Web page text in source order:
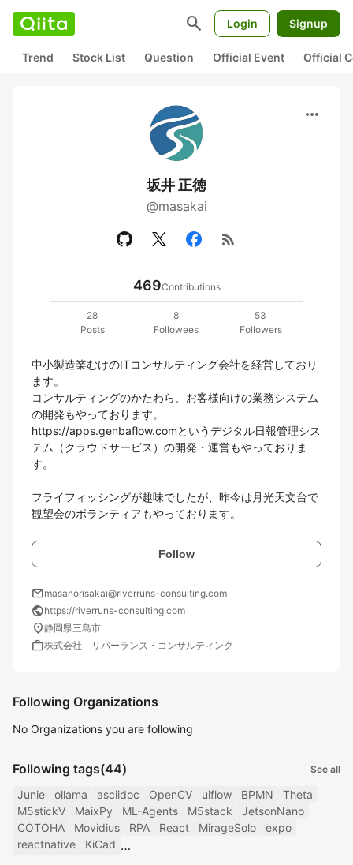
search Login Signup
Trend Stock List Question Official Event Official
more_horiz
坂井 正徳
@masakai
rss_feed
469Contributions
28
Posts
8
Followees
53
Followers
中小製造業むけのITコンサルティング会社を経営しており
ます。
コンサルティングのかたわら、お客様向けの業務システム
の開発もやっております。
https://apps.genbaflow.comというデジタル日報管理シス
テム（クラウドサービス）の開発・運営もやっておりま
す。
フライフィッシングが趣味でしたが、昨今は月光天文台で
観望会のボランティアもやっております。
Follow
mailmasanorisakai@riverruns-consulting.com
publichttps://riverruns-consulting.com
location_on静岡県三島市
work株式会社 リバーランズ・コンサルティング
Following Organizations
No Organizations you are following
Following tags(44) See all
Junie ollama asciidoc OpenCV uiflow BPMN
Theta
M5stickV
MaixPy ML-Agents M5stack
JetsonNano
COTOHA
Movidius RPA React MirageSolo
expo
reactnative
KiCad